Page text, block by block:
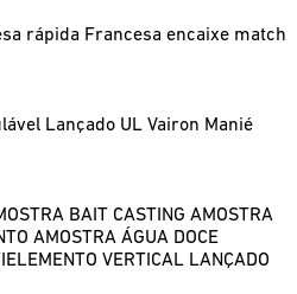
rápida Francesa encaixe match
Lançado UL Vairon Manié
BAIT CASTING AMOSTRA
AMOSTRA ÁGUA DOCE
VERTICAL LANÇADO